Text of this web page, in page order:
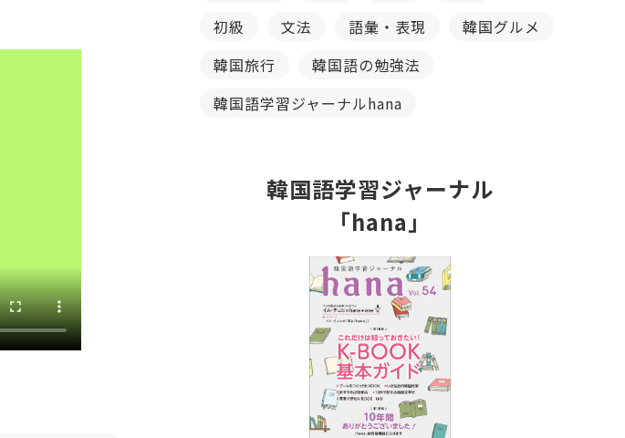
初級
文法 語彙・表現
韓国グルメ
韓国旅行
韓国語の勉強法
韓国語学習ジャーナルhana
韓国語学習ジャーナル
「hana」